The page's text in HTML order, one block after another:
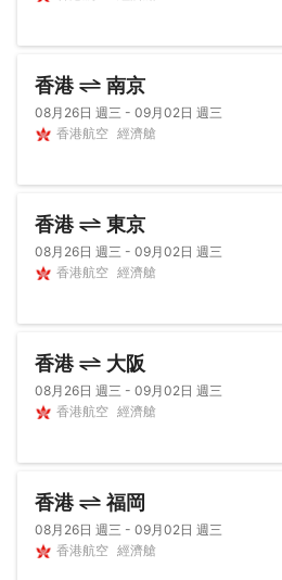
香港 南京
08月26日 週三 - 09月02日 週三
香港航空 經濟艙
香港 東京
08月26日 週三 - 09月02日 週三
香港航空 經濟艙
香港 大阪
08月26日 週三 - 09月02日 週三
香港航空 經濟艙
香港 福岡
08月26日 週三 - 09月02日 週三
香港航空 經濟艙